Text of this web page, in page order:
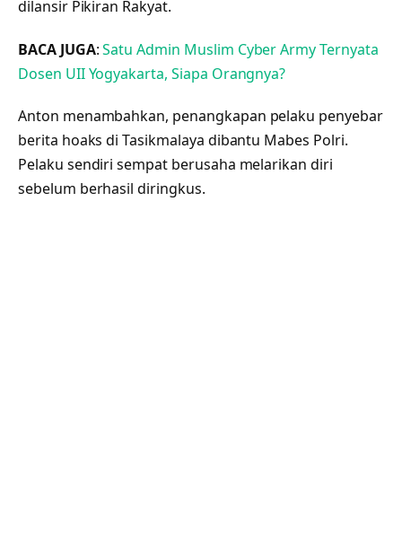
dilansir Pikiran Rakyat.
BACA JUGA:Satu Admin Muslim Cyber Army Ternyata
Dosen UII Yogyakarta, Siapa Orangnya?
Anton menambahkan, penangkapan pelaku penyebar
berita hoaks di Tasikmalaya dibantu Mabes Polri.
Pelaku sendiri sempat berusaha melarikan diri
sebelum berhasil diringkus.